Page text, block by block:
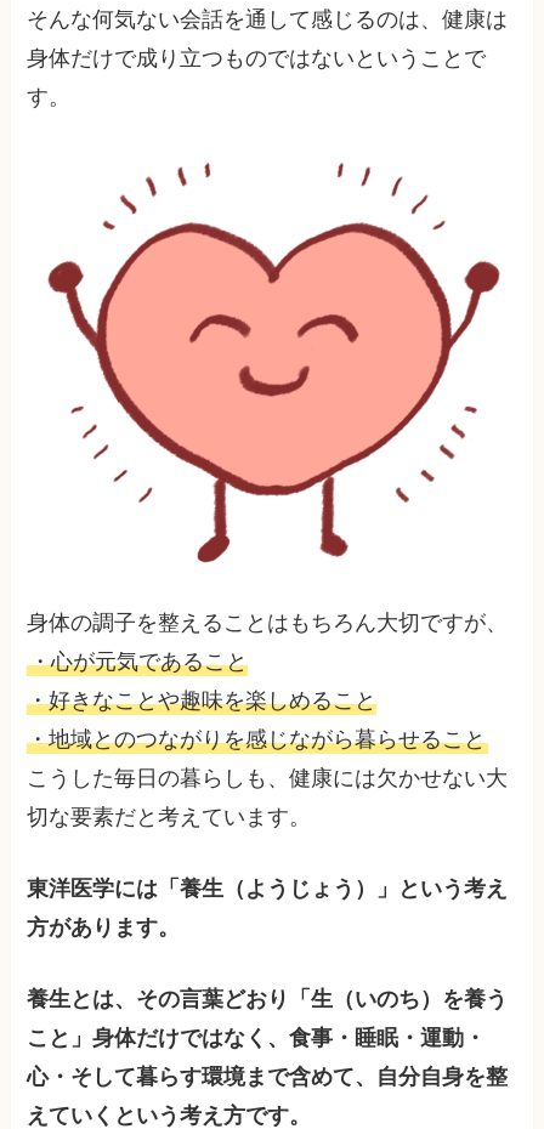
そんな何気ない会話を通して感じるのは、健康は
身体だけで成り立つものではないということで
す。
身体の調子を整えることはもちろん大切ですが、
・心が元気であること
・好きなことや趣味を楽しめること
・地域とのつながりを感じながら暮らせること
こうした毎日の暮らしも、健康には欠かせない大
切な要素だと考えています。
東洋医学には「養生（ようじょう）」という考え
方があります。
養生とは、その言葉どおり「生（いのち）を養う
こと」身体だけではなく、食事・睡眠・運動・
心・そして暮らす環境まで含めて、自分自身を整
えていくという考え方です。